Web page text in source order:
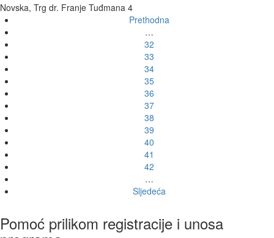
Novska, Trg dr. Franje Tuđmana 4
Prethodna
…
32
33
34
35
36
37
38
39
40
41
42
…
Sljedeća
Pomoć prilikom registracije i unosa